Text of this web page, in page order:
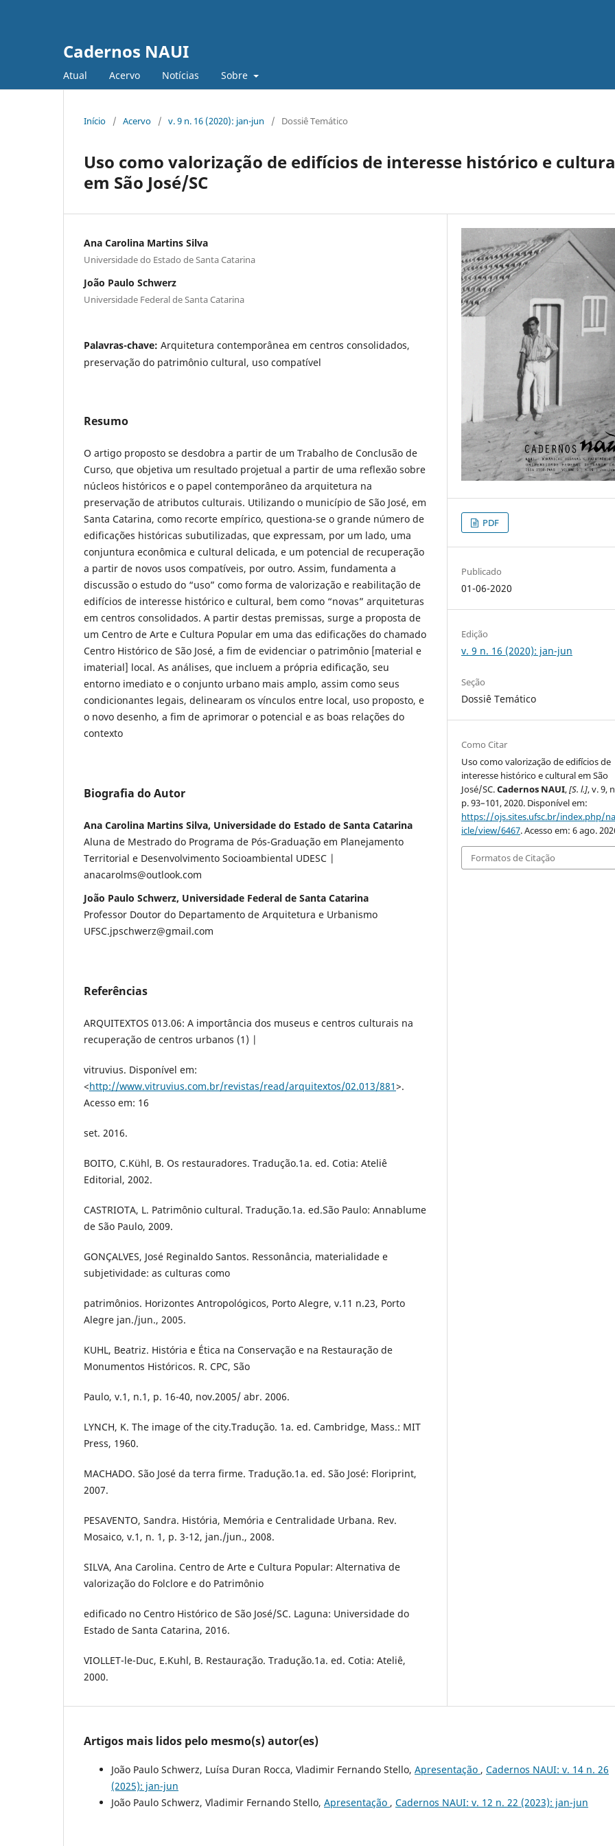
Cadernos NAUI
Atual Acervo Notícias Sobre
Início / Acervo / v. 9 n. 16 (2020): jan-jun / Dossiê Temático
Uso como valorização de edifícios de interesse histórico e
em São José/SC
Ana Carolina Martins Silva
Universidade do Estado de Santa Catarina
João Paulo Schwerz
Universidade Federal de Santa Catarina
Palavras-chave: Arquitetura contemporânea em centros consolidados,
preservação do patrimônio cultural, uso compatível
Resumo
O artigo proposto se desdobra a partir de um Trabalho de Conclusão de
Curso, que objetiva um resultado projetual a partir de uma reflexão sobre
núcleos históricos e o papel contemporâneo da arquitetura na
preservação de atributos culturais. Utilizando o município de São José, em
Santa Catarina, como recorte empírico, questiona-se o grande número de
edificações históricas subutilizadas, que expressam, por um lado, uma
conjuntura econômica e cultural delicada, e um potencial de recuperação
a partir de novos usos compatíveis, por outro. Assim, fundamenta a
discussão o estudo do “uso” como forma de valorização e reabilitação de
edifícios de interesse histórico e cultural, bem como “novas” arquiteturas
em centros consolidados. A partir destas premissas, surge a proposta de
um Centro de Arte e Cultura Popular em uma das edificações do chamado
Centro Histórico de São José, a fim de evidenciar o patrimônio [material e
imaterial] local. As análises, que incluem a própria edificação, seu
entorno imediato e o conjunto urbano mais amplo, assim como seus
condicionantes legais, delinearam os vínculos entre local, uso proposto, e
o novo desenho, a fim de aprimorar o potencial e as boas relações do
contexto
Biografia do Autor
Ana Carolina Martins Silva, Universidade do Estado de Santa Catarina
Aluna de Mestrado do Programa de Pós-Graduação em Planejamento
Territorial e Desenvolvimento Socioambiental UDESC |
anacarolms@outlook.com
João Paulo Schwerz, Universidade Federal de Santa Catarina
Professor Doutor do Departamento de Arquitetura e Urbanismo
UFSC.jpschwerz@gmail.com
Referências
ARQUITEXTOS 013.06: A importância dos museus e centros culturais na
recuperação de centros urbanos (1) |
vitruvius. Disponível em:
<http://www.vitruvius.com.br/revistas/read/arquitextos/02.013/881>.
Acesso em: 16
set. 2016.
BOITO, C.Kühl, B. Os restauradores. Tradução.1a. ed. Cotia: Ateliê
Editorial, 2002.
CASTRIOTA, L. Patrimônio cultural. Tradução.1a. ed.São Paulo: Annablume
de São Paulo, 2009.
GONÇALVES, José Reginaldo Santos. Ressonância, materialidade e
subjetividade: as culturas como
patrimônios. Horizontes Antropológicos, Porto Alegre, v.11 n.23, Porto
Alegre jan./jun., 2005.
KUHL, Beatriz. História e Ética na Conservação e na Restauração de
Monumentos Históricos. R. CPC, São
Paulo, v.1, n.1, p. 16-40, nov.2005/ abr. 2006.
LYNCH, K. The image of the city.Tradução. 1a. ed. Cambridge, Mass.: MIT
Press, 1960.
MACHADO. São José da terra firme. Tradução.1a. ed. São José: Floriprint,
2007.
PESAVENTO, Sandra. História, Memória e Centralidade Urbana. Rev.
Mosaico, v.1, n. 1, p. 3-12, jan./jun., 2008.
SILVA, Ana Carolina. Centro de Arte e Cultura Popular: Alternativa de
valorização do Folclore e do Patrimônio
edificado no Centro Histórico de São José/SC. Laguna: Universidade do
Estado de Santa Catarina, 2016.
VIOLLET-le-Duc, E.Kuhl, B. Restauração. Tradução.1a. ed. Cotia: Ateliê,
2000.
PDF
Publicado
01-06-2020
Edição
v. 9 n. 16 (2020): jan-jun
Seção
Dossiê Temático
Como Citar
Uso como valorização de edifícios de
interesse histórico e cultural em São
José/SC.Cadernos NAUI,[S. l.], v. 9,
p. 93–101, 2020. Disponível em:
https://ojs.sites.ufsc.br/index.php/
icle/view/6467. Acesso em: 6 ago.
Formatos de Citação
Artigos mais lidos pelo mesmo(s) autor(es)
João Paulo Schwerz, Luísa Duran Rocca, Vladimir Fernando Stello, Apresentação , Cadernos NAUI: v. 14 n. 26
(2025): jan-jun
João Paulo Schwerz, Vladimir Fernando Stello, Apresentação , Cadernos NAUI: v. 12 n. 22 (2023): jan-jun